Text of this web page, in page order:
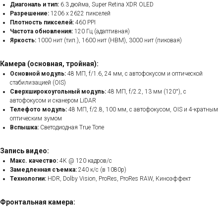
Диагональ и тип: 6.3 дюйма, Super Retina XDR OLED
Разрешение: 1206 x 2622 пикселей
Плотность пикселей: 460 PPI
Частота обновления: 120 Гц (адаптивная)
Яркость: 1000 нит (тип.), 1600 нит (HBM), 3000 нит (пиковая)
Камера (основная, тройная):
Основной модуль: 48 МП, f/1.6, 24 мм, с автофокусом и оптической
стабилизацией (OIS)
Сверхширокоугольный модуль: 48 МП, f/2.2, 13 мм (120°), с
автофокусом и сканером LiDAR
Телефото модуль: 48 МП, f/2.8, 100 мм, с автофокусом, OIS и 4-кратным
оптическим зумом
Вспышка: Светодиодная True Tone
Запись видео:
Макс. качество: 4K @ 120 кадров/с
Замедленная съемка: 240 к/с (в 1080p)
Технологии: HDR, Dolby Vision, ProRes, ProRes RAW, Киноэффект
Фронтальная камера: